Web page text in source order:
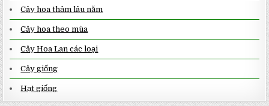
Cây hoa thảm lâu năm
Cây hoa theo mùa
Cây Hoa Lan các loại
Cây giống
Hạt giống